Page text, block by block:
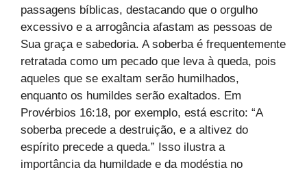
passagens bíblicas, destacando que o orgulho
excessivo e a arrogância afastam as pessoas de
Sua graça e sabedoria. A soberba é frequentemente
retratada como um pecado que leva à queda, pois
aqueles que se exaltam serão humilhados,
enquanto os humildes serão exaltados. Em
Provérbios 16:18, por exemplo, está escrito: “A
soberba precede a destruição, e a altivez do
espírito precede a queda.” Isso ilustra a
importância da humildade e da modéstia no